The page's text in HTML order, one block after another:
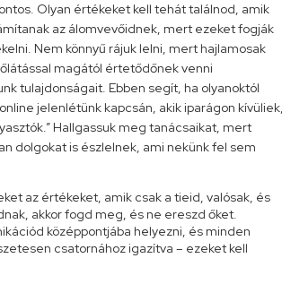
Olyan értékeket kell tehát találnod, amik
az álomvevőidnek, mert ezeket fogják
Nem könnyű rájuk lelni, mert hajlamosak
magától értetődőnek venni
tulajdonságait. Ebben segít, ha olyanoktól
jelenlétünk kapcsán, akik iparágon
Hallgassuk meg tanácsaikat, mert
dolgokat is észlelnek, ami nekünk fel sem
az értékeket, amik csak a tieid, valósak, és
akkor fogd meg, és ne ereszd őket.
középpontjába helyezni, és minden
csatornához igazítva – ezeket kell